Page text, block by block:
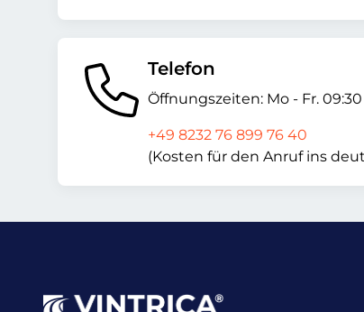
Telefon
Öffnungszeiten: Mo - Fr. 09:30
+49 8232 76 899 76 40
(Kosten für den Anruf ins